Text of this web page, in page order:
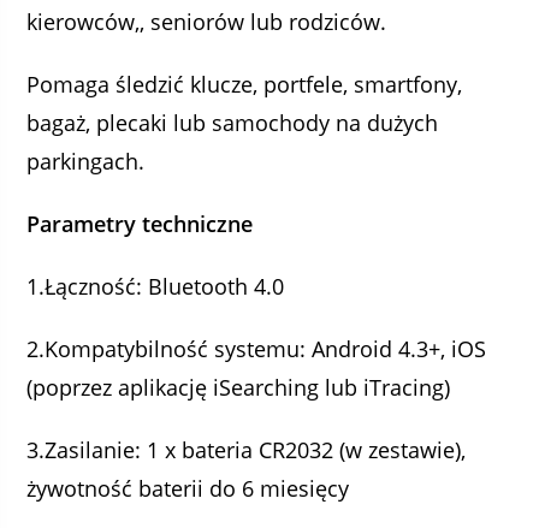
kierowców,, seniorów lub rodziców.
Pomaga śledzić klucze, portfele, smartfony,
bagaż, plecaki lub samochody na dużych
parkingach.
Parametry techniczne
1.Łączność: Bluetooth 4.0
2.Kompatybilność systemu: Android 4.3+, iOS
(poprzez aplikację iSearching lub iTracing)
3.Zasilanie: 1 x bateria CR2032 (w zestawie),
żywotność baterii do 6 miesięcy